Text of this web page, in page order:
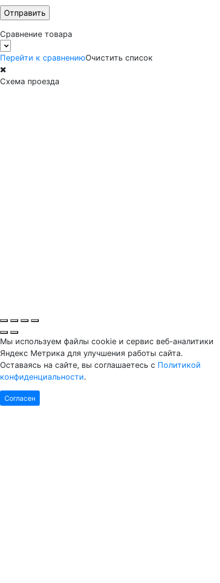
Сравнение товара
Перейти к сравнениюОчистить список
Схема проезда
Мы используем файлы cookie и сервис веб-аналитики
Яндекс Метрика для улучшения работы сайта.
Оставаясь на сайте, вы соглашаетесь с Политикой
конфиденциальности.
Согласен